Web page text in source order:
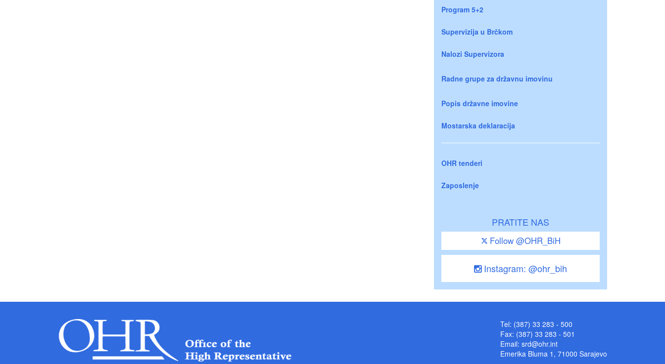
Program 5+2
Supervizija u Brčkom
Nalozi Supervizora
Radne grupe za državnu imovinu
Popis državne imovine
Mostarska deklaracija
OHR tenderi
Zaposlenje
PRATITE NAS
Follow @OHR_BiH
Instagram: @ohr_bih
Tel: (387) 33 283 - 500
Fax: (387) 33 283 - 501
Email: srd@ohr.int
Emerika Bluma 1, 71000 Sarajevo